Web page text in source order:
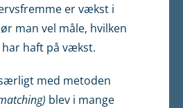
er vækst i
man vel måle, hvilken
haft på vækst.
med metoden
blev i mange